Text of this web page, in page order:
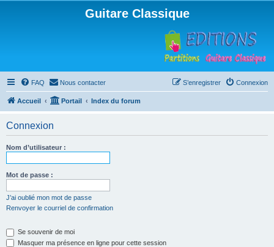
Guitare Classique
FAQ Nous contacter Connexion
S’enregistrer
Accueil Portail Index du forum
Connexion
Nom d’utilisateur :
Mot de passe :
J’ai oublié mon mot de passe
Renvoyer le courriel de confirmation
Se souvenir de moi
Masquer ma présence en ligne pour cette session